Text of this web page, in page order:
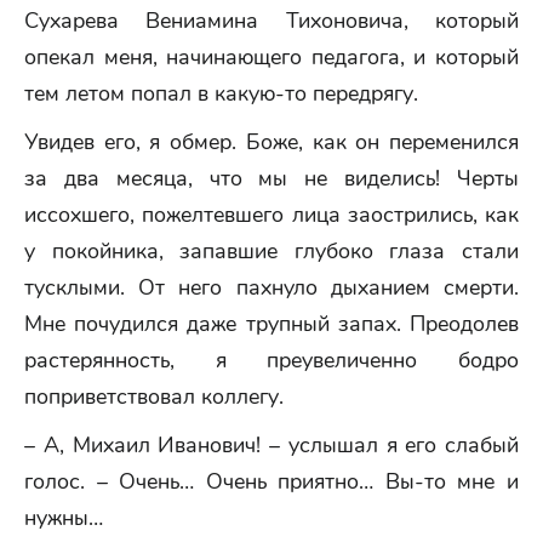
Сухарева Вениамина Тихоновича, который
опекал меня, начинающего педагога, и который
тем летом попал в какую-то передрягу.
Увидев его, я обмер. Боже, как он переменился
за два месяца, что мы не виделись! Черты
иссохшего, пожелтевшего лица заострились, как
у покойника, запавшие глубоко глаза стали
тусклыми. От него пахнуло дыханием смерти.
Мне почудился даже трупный запах. Преодолев
растерянность, я преувеличенно бодро
поприветствовал коллегу.
– А, Михаил Иванович! – услышал я его слабый
голос. – Очень… Очень приятно… Вы-то мне и
нужны…